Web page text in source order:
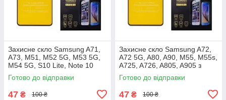
Захисне скло Samsung A71,
A73, M51, M52 5G, M53 5G,
M54 5G, S10 Lite, Note 10
Lite, A715, A716, A725, A736,
M515, M526, M536,
Готово до відправки
47 ₴ 100 ₴
Захисне скло Samsung A72,
A72 5G, A80, A90, M55, M55s,
A725, A726, A805, A905 з
чорною рамкою
Готово до відправки
47 ₴ 100 ₴